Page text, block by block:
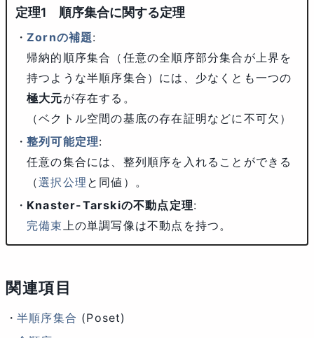
順序集合に関する定理
Zornの補題:
帰納的順序集合（任意の全順序部分集合が上界を
持つような半順序集合）には、少なくとも一つの
極大元が存在する。
（ベクトル空間の基底の存在証明などに不可欠）
整列可能定理:
任意の集合には、整列順序を入れることができる
（選択公理 と同値）。
Knaster-Tarskiの不動点定理:
完備束上の単調写像は不動点を持つ。
関連項目
半順序集合 (Poset)